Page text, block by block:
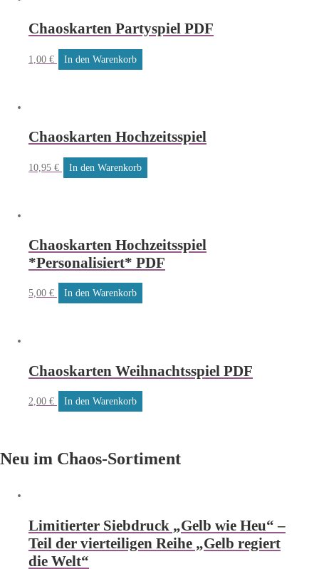
Chaoskarten Partyspiel PDF
1,00 € In den Warenkorb
Chaoskarten Hochzeitsspiel
10,95 € In den Warenkorb
Chaoskarten Hochzeitsspiel
*Personalisiert* PDF
5,00 € In den Warenkorb
Chaoskarten Weihnachtsspiel PDF
2,00 € In den Warenkorb
Neu im Chaos-Sortiment
Limitierter Siebdruck „Gelb wie Heu“ –
Teil der vierteiligen Reihe „Gelb regiert
die Welt“